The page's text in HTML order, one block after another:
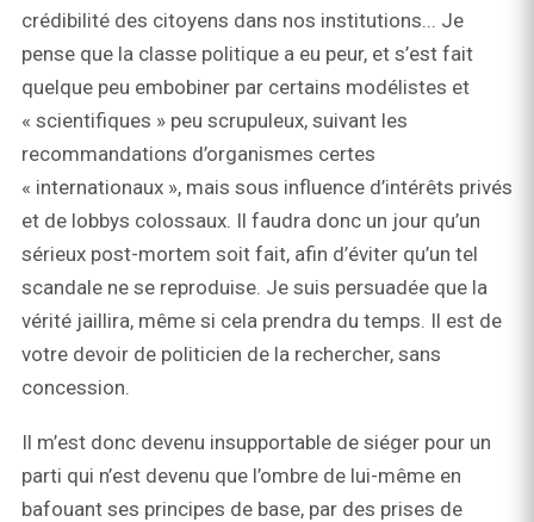
crédibilité des citoyens dans nos institutions... Je
pense que la classe politique a eu peur, et s’est fait
quelque peu embobiner par certains modélistes et
« scientifiques » peu scrupuleux, suivant les
recommandations d’organismes certes
« internationaux », mais sous influence d’intérêts privés
et de lobbys colossaux. Il faudra donc un jour qu’un
sérieux post-mortem soit fait, afin d’éviter qu’un tel
scandale ne se reproduise. Je suis persuadée que la
vérité jaillira, même si cela prendra du temps. Il est de
votre devoir de politicien de la rechercher, sans
concession.
Il m’est donc devenu insupportable de siéger pour un
parti qui n’est devenu que l’ombre de lui-même en
bafouant ses principes de base, par des prises de